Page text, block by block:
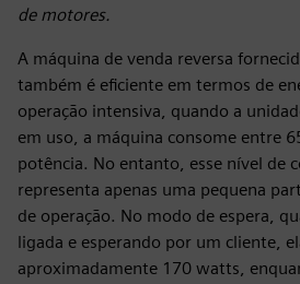
de motores.
A máquina de venda reversa
também é eficiente em termos de
operação intensiva, quando a
em uso, a máquina consome entre
potência. No entanto, esse nível de
representa apenas uma pequena
de operação. No modo de espera,
ligada e esperando por um cliente,
aproximadamente 170 watts,